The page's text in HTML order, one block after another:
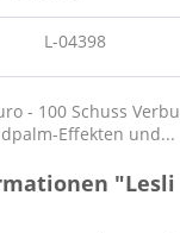
L-04398
- 100 Schuss
Effekten und...
"Lesli